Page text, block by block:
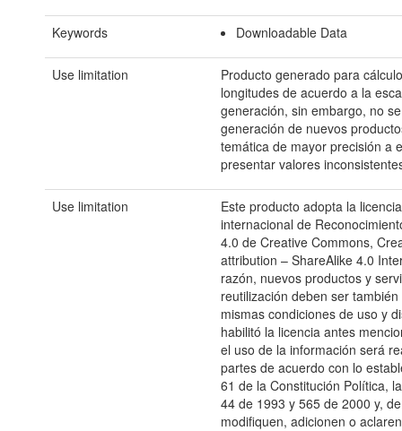
Keywords Downloadable Data
Use limitation
Producto generado para
longitudes de acuerdo a la
generación, sin embargo, no
generación de nuevos
temática de mayor precisión a
presentar valores
Use limitation
Este producto adopta la
internacional de
4.0 de Creative Commons,
attribution – ShareAlike 4.0
razón, nuevos productos y
reutilización deben ser
mismas condiciones de uso y
habilitó la licencia antes
el uso de la información será
partes de acuerdo con lo
61 de la Constitución Política,
44 de 1993 y 565 de 2000 y,
modifiquen, adicionen o